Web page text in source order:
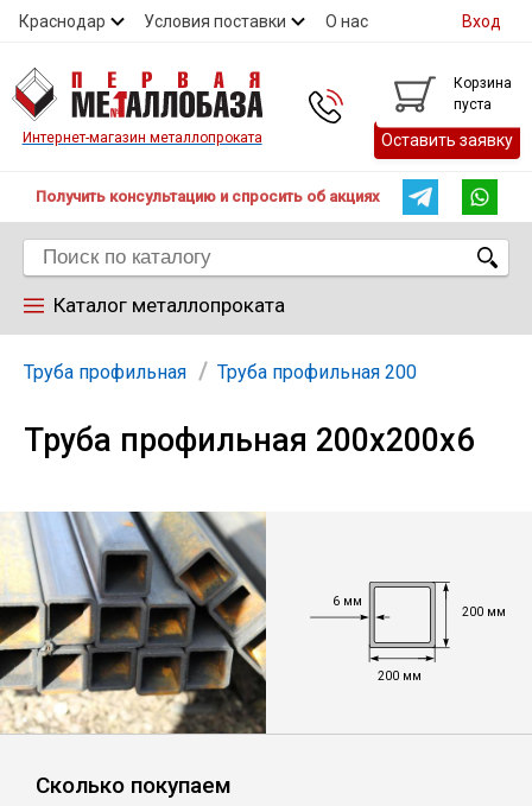
Краснодар Условия поставки О нас
Контакты
Контакты
Вход
Интернет-магазин металлопроката
Корзина
пуста
Оставить заявку
Получить консультацию и спросить об акциях
Каталог металлопроката
Арматура
Труба
Лист
Уголок
Балка
Швеллер
Квадрат
Труба профильная Труба профильная 200
Труба профильная 200х200х6
6 мм
200 мм
200 мм
Сколько покупаем